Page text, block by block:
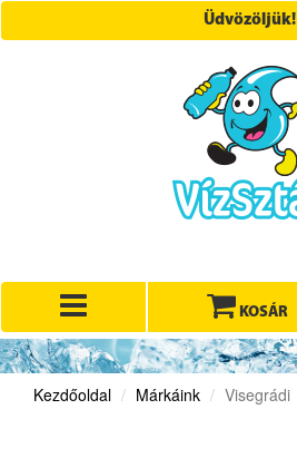
Üdvözöljük!
KOSÁR
Kezdőoldal Márkáink Visegrádi